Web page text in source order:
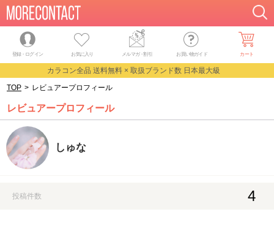
登録・ログイン お気に入り メルマガ・割引 お買い物ガイド カート
カラコン全品 送料無料 × 取扱ブランド数 日本最大級
TOP > レビュアープロフィール
レビュアープロフィール
しゅな
投稿件数 4